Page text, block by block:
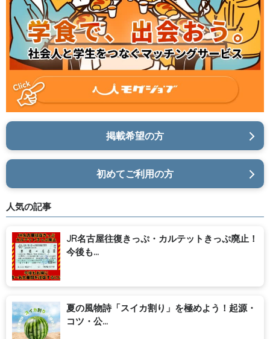
掲載希望の方
初めてご利用の方
人気の記事
JR名古屋往復きっぷ・カルテットきっぷ廃止！
今後も...
夏の風物詩「スイカ割り」を極めよう！起源・
コツ・公...